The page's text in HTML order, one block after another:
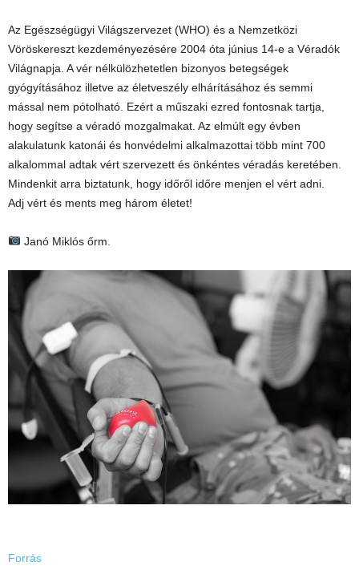
Az Egészségügyi Világszervezet (WHO) és a Nemzetközi
Vöröskereszt kezdeményezésére 2004 óta június 14-e a Véradók
Világnapja. A vér nélkülözhetetlen bizonyos betegségek
gyógyításához illetve az életveszély elhárításához és semmi
mással nem pótolható. Ezért a műszaki ezred fontosnak tartja,
hogy segítse a véradó mozgalmakat. Az elmúlt egy évben
alakulatunk katonái és honvédelmi alkalmazottai több mint 700
alkalommal adtak vért szervezett és önkéntes véradás keretében.
Mindenkit arra biztatunk, hogy időről időre menjen el vért adni.
Adj vért és ments meg három életet!
Janó Miklós őrm.
Forrás